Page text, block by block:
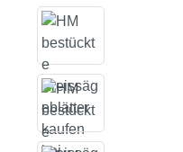
Bildergalerie